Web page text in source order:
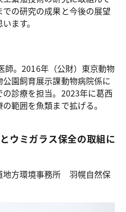
の研究の成果と今後の展望
ます。
師。2016年（公財）東京動物
園飼育展示課動物病院係に
診療を担当。2023年に葛西
範囲を魚類まで拡げる。
ウミガラス保全の取組に
地方環境事務所 羽幌自然保